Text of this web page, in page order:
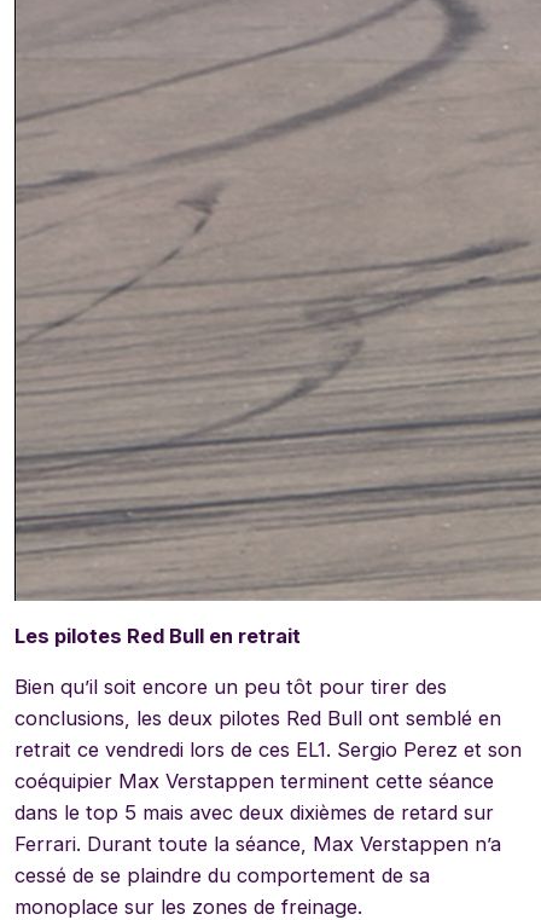
Les pilotes Red Bull en retrait
Bien qu’il soit encore un peu tôt pour tirer des
conclusions, les deux pilotes Red Bull ont semblé en
retrait ce vendredi lors de ces EL1. Sergio Perez et son
coéquipier Max Verstappen terminent cette séance
dans le top 5 mais avec deux dixièmes de retard sur
Ferrari. Durant toute la séance, Max Verstappen n’a
cessé de se plaindre du comportement de sa
monoplace sur les zones de freinage.